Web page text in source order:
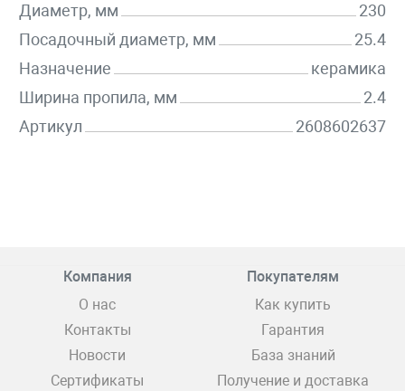
Диаметр, мм
230
Посадочный диаметр, мм
25.4
Назначение
керамика
Ширина пропила, мм
2.4
Артикул
2608602637
Компания
О нас
Контакты
Новости
Сертификаты
Покупателям
Как купить
Гарантия
База знаний
Получение и доставка